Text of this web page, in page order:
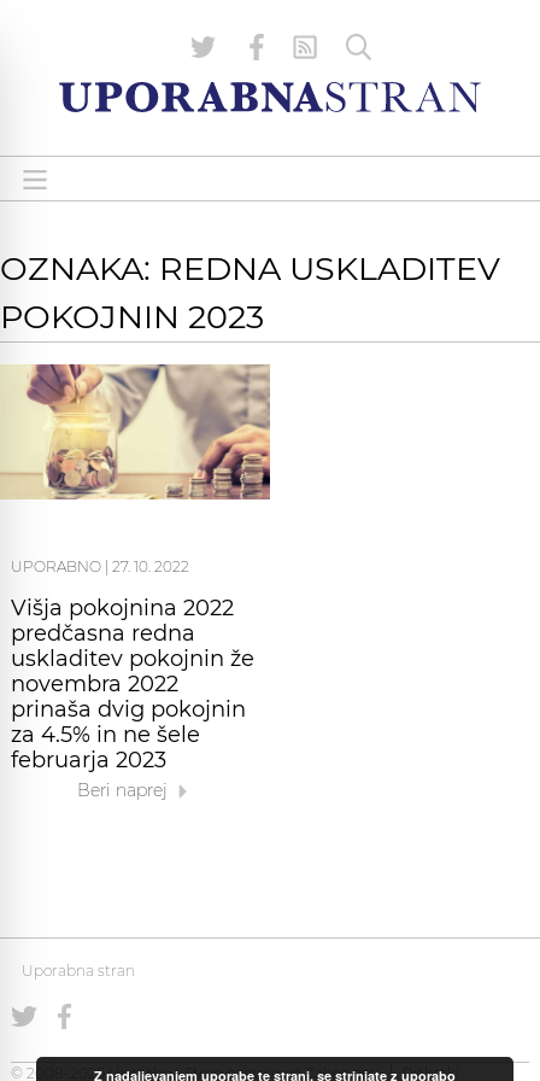
OZNAKA: REDNA USKLADITEV
POKOJNIN 2023
UPORABNO 27. 10. 2022
Višja pokojnina 2022
predčasna redna
uskladitev pokojnin že
novembra 2022
prinaša dvig pokojnin
za 4.5% in ne šele
februarja 2023
Beri naprej
Uporabna stran
© 2008-2026 Uporabna Stran gostuje naZabec.net Piškotki
Z nadaljevanjem uporabe te strani, se strinjate z uporabo